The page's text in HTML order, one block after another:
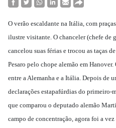
O verão escaldante na Itália, com
ilustre visitante. O chanceler (chefe de
cancelou suas férias e trocou as taças
Pesaro pelo chope alemão em
entre a Alemanha e a Itália. Depois de
declarações estapafúrdias do
que comparou o deputado alemão
campo de concentração, agora foi a